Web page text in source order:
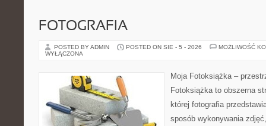
FOTOGRAFIA
POSTED BY ADMIN POSTED ON SIE - 5 - 2026
MOŻLIWOŚĆ
WYŁĄCZONA
Moja Fotoksiążka –
Fotoksiążka to obszerna
której fotografia
sposób wykonywania